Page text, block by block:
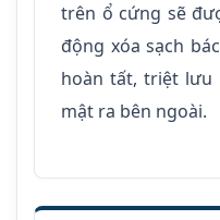
trên ổ cứng sẽ
động xóa sạch
hoàn tất, triệt lưu
mật ra bên ngoài.